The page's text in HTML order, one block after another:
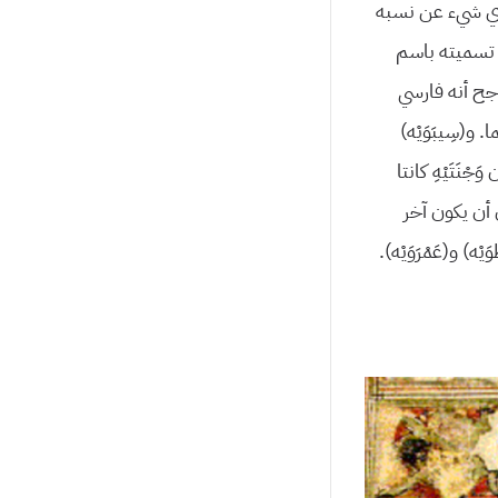
أي شيء عن نسبه
تسميته باسم
أنه فارسي
و(سِيبَوَيْه)
كانتا
أن يكون آخر
و(عَمْرَوَيْه).